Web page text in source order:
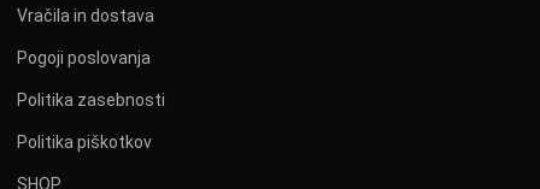
Vračila in dostava
Pogoji poslovanja
Politika zasebnosti
Politika piškotkov
SHOP